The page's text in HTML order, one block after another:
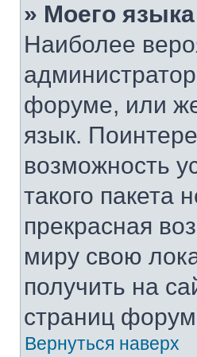
» Моего
Наиболее
форуме, или
язык.
возможность
такого пакета
прекрасная
миру свою
получить на
страниц
Вернуться наверх